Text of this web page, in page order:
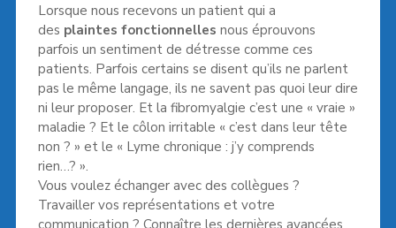
Lorsque nous recevons un patient qui a
des plaintes fonctionnelles nous éprouvons
parfois un sentiment de détresse comme ces
patients. Parfois certains se disent qu’ils ne parlent
pas le même langage, ils ne savent pas quoi leur dire
ni leur proposer. Et la fibromyalgie c’est une « vraie »
maladie ? Et le côlon irritable « c’est dans leur tête
non ? » et le « Lyme chronique : j’y comprends
rien…? ».
Vous voulez échanger avec des collègues ?
Travailler vos représentations et votre
communication ? Connaître les dernières avancées